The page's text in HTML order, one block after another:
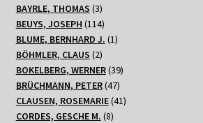
Produkte
BAYRLE, THOMAS 33
Produkte
BEUYS, JOSEPH 114114
Produkte
BLUME, BERNHARD J. 11
BÖHMLER, CLAUS 22
Produkte
BOKELBERG, WERNER 3939
BRÜCHMANN, PETER 4747
Produkte
CLAUSEN, ROSEMARIE 4141
CORDES, GESCHE M. 88